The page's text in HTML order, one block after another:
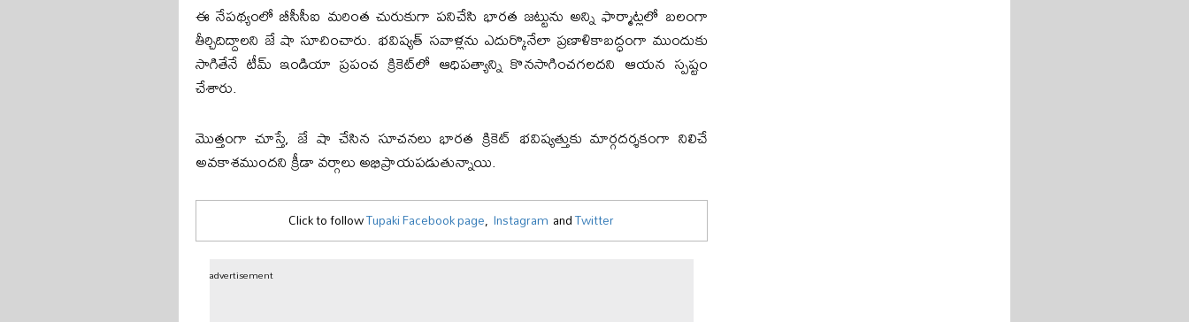
ఈ నేపథ్యంలో బీసీసీఐ మరింత చురుకుగా పనిచేసి భారత జట్టును అన్ని ఫార్మాట్లలో బలంగా
తీర్చిదిద్దాలని జే షా సూచించారు. భవిష్యత్ సవాళ్లను ఎదుర్కొనేలా ప్రణాళికాబద్ధంగా ముందుకు
సాగితేనే టీమ్ ఇండియా ప్రపంచ క్రికెట్‌లో ఆధిపత్యాన్ని కొనసాగించగలదని ఆయన స్పష్టం
చేశారు.
మొత్తంగా చూస్తే, జే షా చేసిన సూచనలు భారత క్రికెట్ భవిష్యత్తుకు మార్గదర్శకంగా నిలిచే
అవకాశముందని క్రీడా వర్గాలు అభిప్రాయపడుతున్నాయి.
Click to followTupaki Facebook page, Instagram andTwitter
advertisement